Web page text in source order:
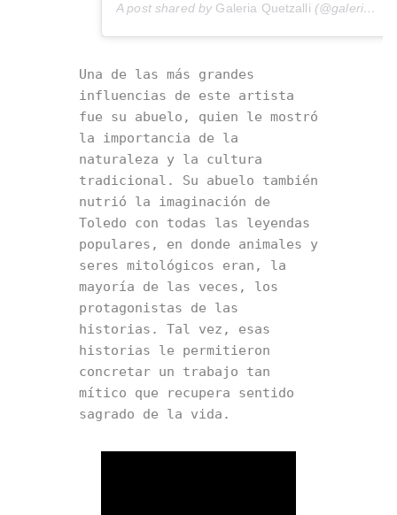
A post shared by Galeria Quetzalli (@galeria_quetzalli) on
Una de las más grandes
influencias de este artista
fue su abuelo, quien le mostró
la importancia de la
naturaleza y la cultura
tradicional. Su abuelo también
nutrió la imaginación de
Toledo con todas las leyendas
populares, en donde animales y
seres mitológicos eran, la
mayoría de las veces, los
protagonistas de las
historias. Tal vez, esas
historias le permitieron
concretar un trabajo tan
mítico que recupera sentido
sagrado de la vida.